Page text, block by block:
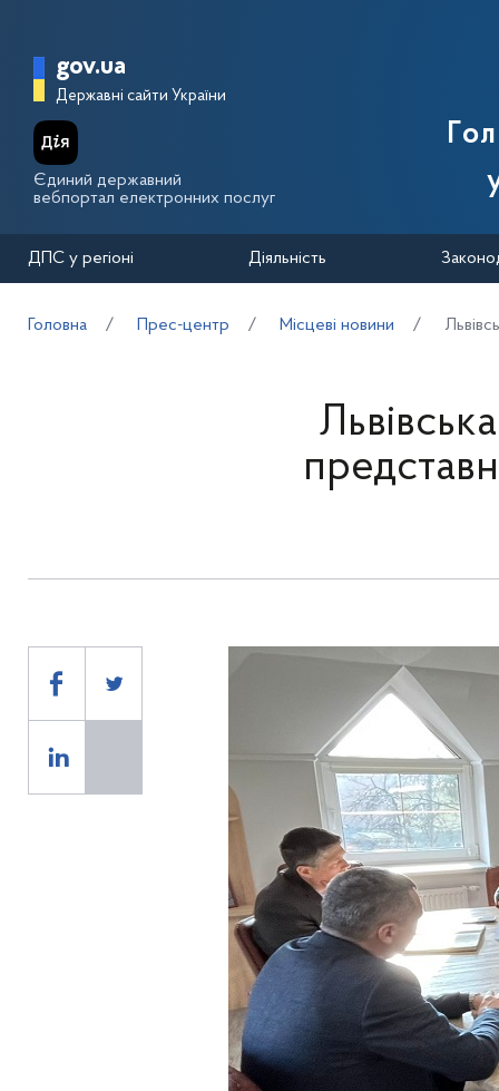
Головна сторінка Державної
gov.ua
Державні сайти України
Єдиний державний
вебпортал електронних послуг
ДПС у регіоні Діяльність
Головна Прес-центр Місцеві новини